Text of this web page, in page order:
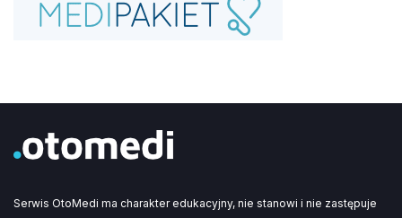
Serwis OtoMedi ma charakter edukacyjny, nie stanowi i nie zastępuje